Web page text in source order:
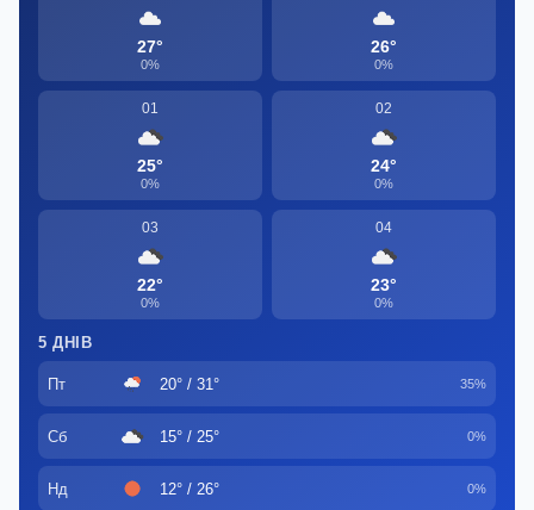
27°
0%
26°
0%
01
25°
0%
02
24°
0%
03
22°
0%
04
23°
0%
5 ДНІВ
Пт 20° / 31° 35%
Сб 15° / 25° 0%
Нд 12° / 26° 0%